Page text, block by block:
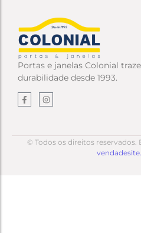
Portas e janelas Colonial
durabilidade desde 1993.
© Todos os direitos reservados.